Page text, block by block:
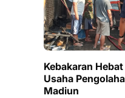
Kebakaran
Usaha
Madiun